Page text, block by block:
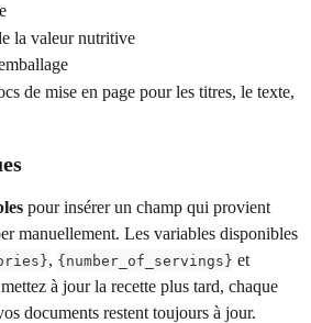
la valeur nutritive
de mise en page pour les titres, le texte,
pour insérer un champ qui provient
manuellement. Les variables disponibles
, {number_of_servings} et
à jour la recette plus tard, chaque
documents restent toujours à jour.